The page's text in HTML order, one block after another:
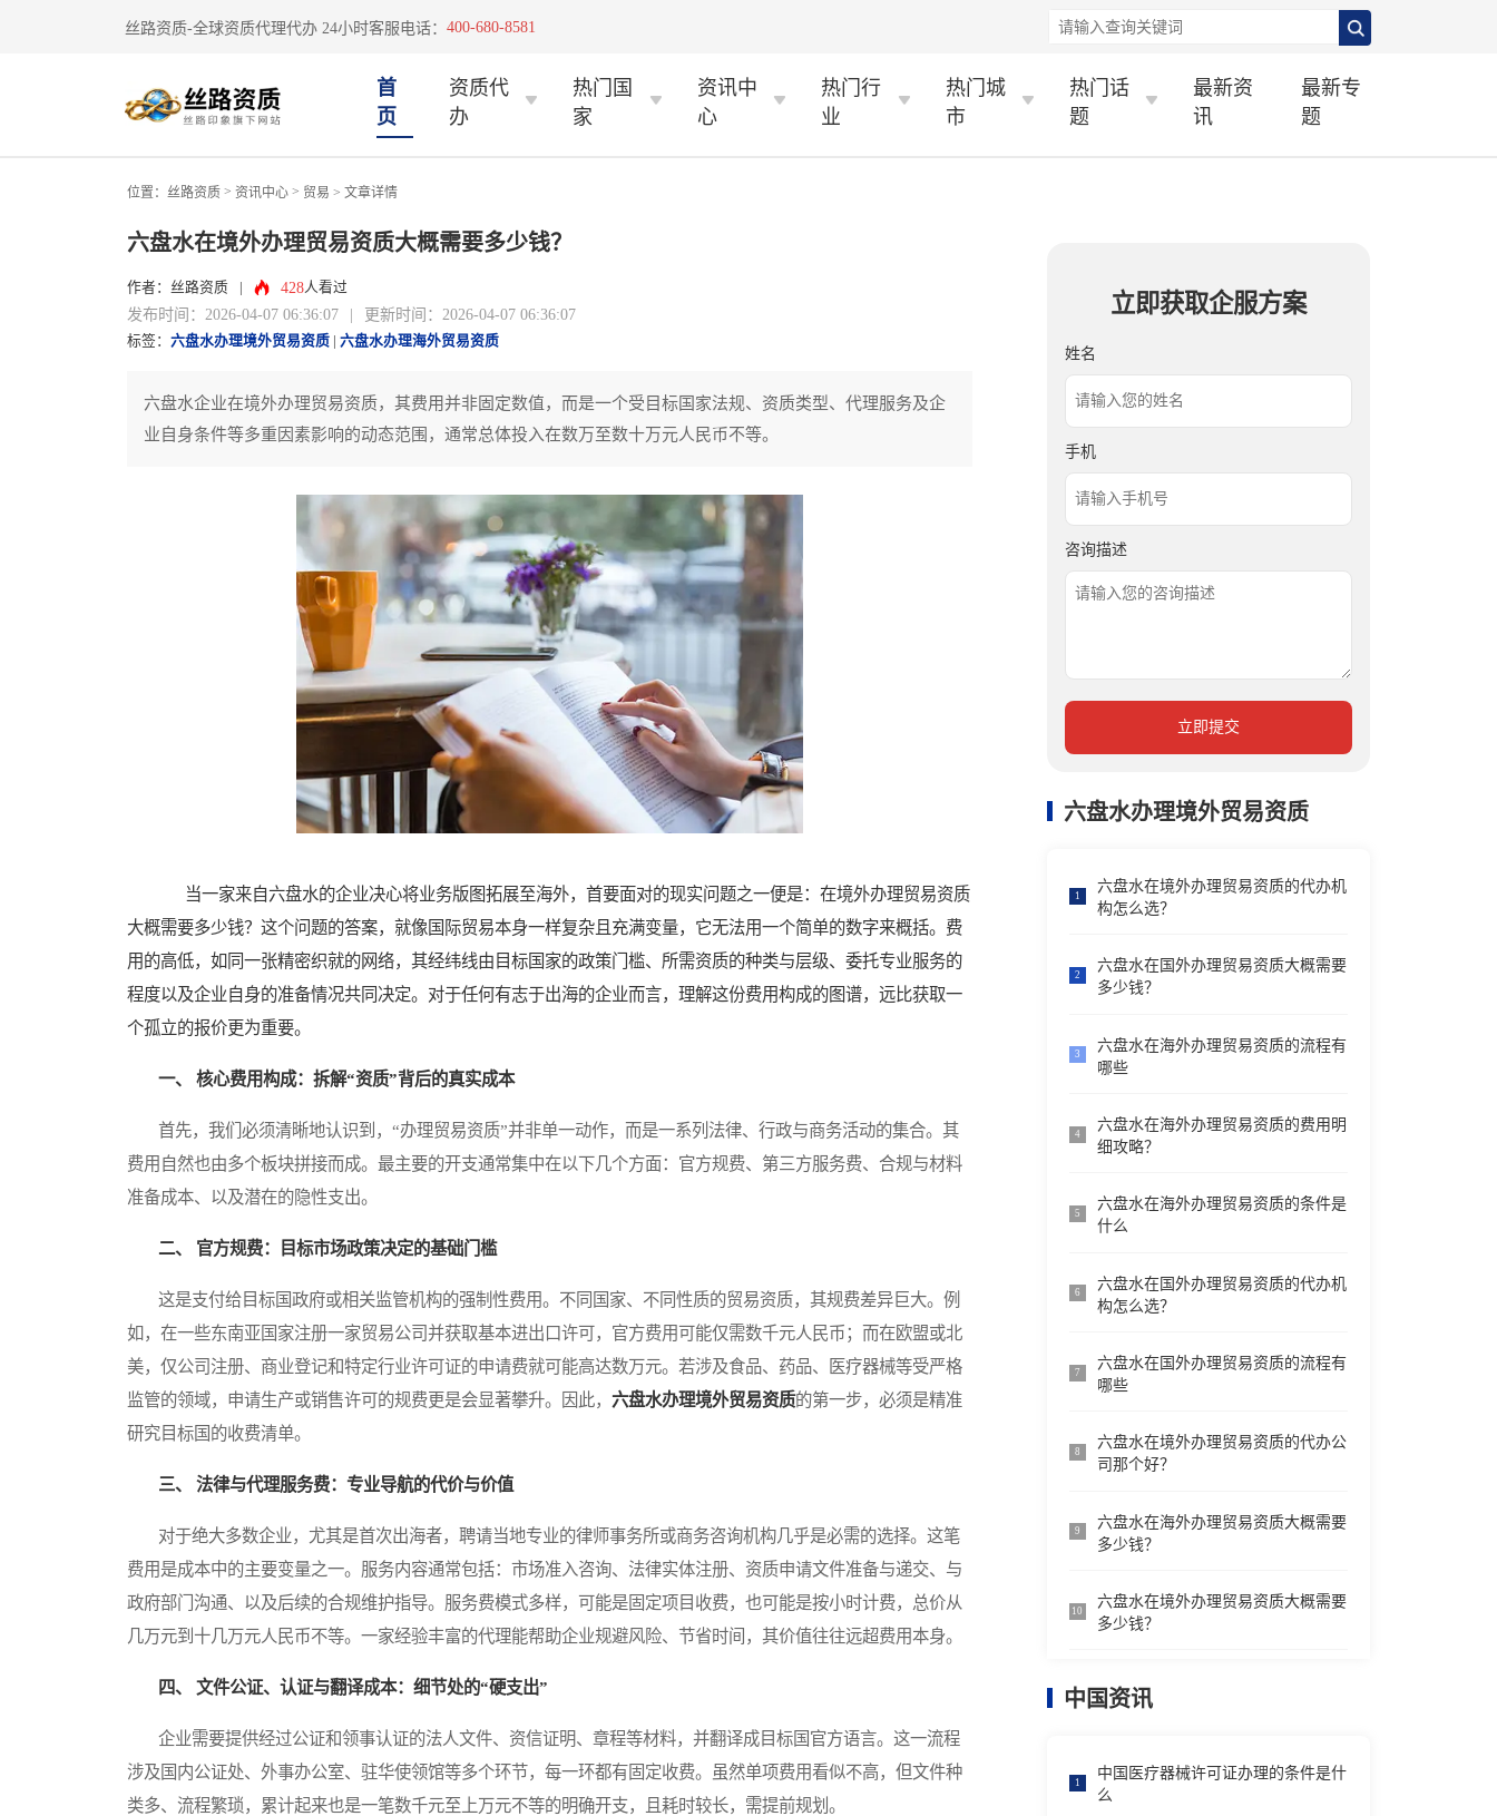
丝路资质-全球资质代理代办 24小时客服电话： 400-680-8581
首
页
资质代
办
热门国
家
资讯中
心
热门行
业
热门城
市
热门话
题
最新资
讯
最新专
题
位置： 丝路资质 > 资讯中心 > 贸易 > 文章详情
六盘水在境外办理贸易资质大概需要多少钱？
作者：丝路资质 428人看过
发布时间：2026-04-07 06:36:07 | 更新时间：2026-04-07 06:36:07
标签： 六盘水办理境外贸易资质 六盘水办理海外贸易资质
六盘水企业在境外办理贸易资质，其费用并非固定数值，而是一个受目标国家法规、资质类型、代理服务及企
业自身条件等多重因素影响的动态范围，通常总体投入在数万至数十万元人民币不等。
当一家来自六盘水的企业决心将业务版图拓展至海外，首要面对的现实问题之一便是：在境外办理贸易资质
大概需要多少钱？这个问题的答案，就像国际贸易本身一样复杂且充满变量，它无法用一个简单的数字来概括。费
用的高低，如同一张精密织就的网络，其经纬线由目标国家的政策门槛、所需资质的种类与层级、委托专业服务的
程度以及企业自身的准备情况共同决定。对于任何有志于出海的企业而言，理解这份费用构成的图谱，远比获取一
个孤立的报价更为重要。
一、 核心费用构成：拆解“资质”背后的真实成本
首先，我们必须清晰地认识到，“办理贸易资质”并非单一动作，而是一系列法律、行政与商务活动的集合。其
费用自然也由多个板块拼接而成。最主要的开支通常集中在以下几个方面：官方规费、第三方服务费、合规与材料
准备成本、以及潜在的隐性支出。
二、 官方规费：目标市场政策决定的基础门槛
这是支付给目标国政府或相关监管机构的强制性费用。不同国家、不同性质的贸易资质，其规费差异巨大。例
如，在一些东南亚国家注册一家贸易公司并获取基本进出口许可，官方费用可能仅需数千元人民币；而在欧盟或北
美，仅公司注册、商业登记和特定行业许可证的申请费就可能高达数万元。若涉及食品、药品、医疗器械等受严格
监管的领域，申请生产或销售许可的规费更是会显著攀升。因此， 六盘水办理境外贸易资质的第一步，必须是精准
研究目标国的收费清单。
三、 法律与代理服务费：专业导航的代价与价值
对于绝大多数企业，尤其是首次出海者，聘请当地专业的律师事务所或商务咨询机构几乎是必需的选择。这笔
费用是成本中的主要变量之一。服务内容通常包括：市场准入咨询、法律实体注册、资质申请文件准备与递交、与
政府部门沟通、以及后续的合规维护指导。服务费模式多样，可能是固定项目收费，也可能是按小时计费，总价从
几万元到十几万元人民币不等。一家经验丰富的代理能帮助企业规避风险、节省时间，其价值往往远超费用本身。
四、 文件公证、认证与翻译成本：细节处的“硬支出”
企业需要提供经过公证和领事认证的法人文件、资信证明、章程等材料，并翻译成目标国官方语言。这一流程
涉及国内公证处、外事办公室、驻华使领馆等多个环节，每一环都有固定收费。虽然单项费用看似不高，但文件种
类多、流程繁琐，累计起来也是一笔数千元至上万元不等的明确开支，且耗时较长，需提前规划。
立即获取企服方案
姓名
手机
咨询描述
立即提交
六盘水办理境外贸易资质
1
六盘水在境外办理贸易资质的代办机
构怎么选？
2
六盘水在国外办理贸易资质大概需要
多少钱？
3
六盘水在海外办理贸易资质的流程有
哪些
4
六盘水在海外办理贸易资质的费用明
细攻略？
5
六盘水在海外办理贸易资质的条件是
什么
6
六盘水在国外办理贸易资质的代办机
构怎么选？
7
六盘水在国外办理贸易资质的流程有
哪些
8
六盘水在境外办理贸易资质的代办公
司那个好？
9
六盘水在海外办理贸易资质大概需要
多少钱？
10
六盘水在境外办理贸易资质大概需要
多少钱？
中国资讯
1
中国医疗器械许可证办理的条件是什
么